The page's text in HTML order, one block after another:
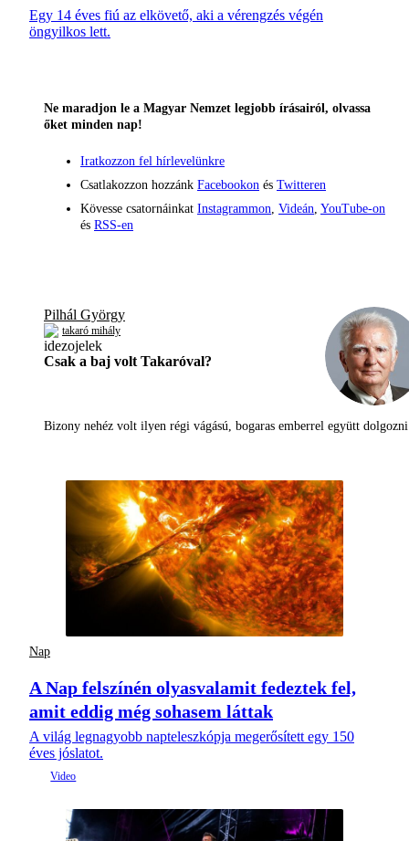
Egy 14 éves fiú az elkövető, aki a vérengzés végén
öngyilkos lett.
Ne maradjon le a Magyar Nemzet legjobb írásairól, olvassa
őket minden nap!
Iratkozzon fel hírlevelünkre
Csatlakozzon hozzánk Facebookon és Twitteren
Kövesse csatornáinkat Instagrammon, Videán, YouTube-on
és RSS-en
Pilhál György
takaró mihály
Csak a baj volt Takaróval?
Bizony nehéz volt ilyen régi vágású, bogaras emberrel együtt
Nap
A Nap felszínén olyasvalamit fedeztek fel,
amit eddig még sohasem láttak
A világ legnagyobb napteleszkópja megerősített egy 150
éves jóslatot.